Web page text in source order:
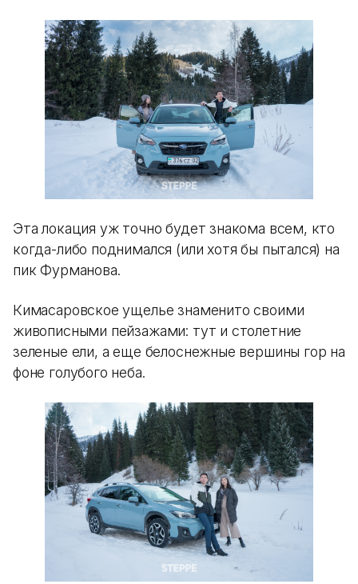
Эта локация уж точно будет знакома всем, кто
когда-либо поднимался (или хотя бы пытался) на
пик Фурманова.
Кимасаровское ущелье знаменито своими
живописными пейзажами: тут и столетние
зеленые ели, а еще белоснежные вершины гор на
фоне голубого неба.